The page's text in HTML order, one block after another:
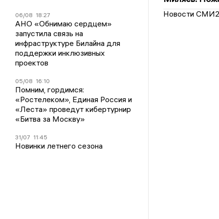
06/08 18:27
АНО «Обнимаю сердцем»
запустила связь на
инфраструктуре Билайна для
поддержки инклюзивных
проектов
05/08 16:10
Помним, гордимся:
«Ростелеком», Единая Россия и
«Леста» проведут кибертурнир
«Битва за Москву»
31/07 11:45
Новинки летнего сезона
Новости